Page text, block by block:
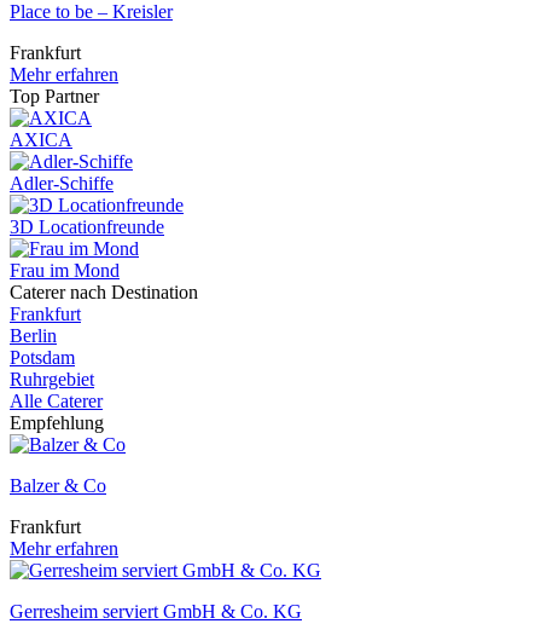
Place to be – Kreisler
Frankfurt
Mehr erfahren
Top Partner
AXICA
Adler-Schiffe
3D Locationfreunde
Frau im Mond
Caterer nach Destination
Frankfurt
Berlin
Potsdam
Ruhrgebiet
Alle Caterer
Empfehlung
Balzer & Co
Frankfurt
Mehr erfahren
Gerresheim serviert GmbH & Co. KG